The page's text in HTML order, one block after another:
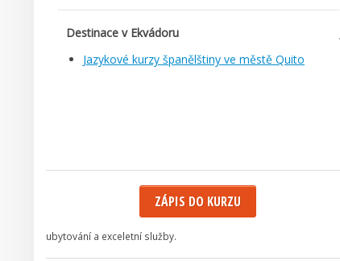
Destinace v Ekvádoru
Jazykové kurzy španělštiny ve městě Quito
ZÁPIS DO KURZU
ubytování a exceletní služby.